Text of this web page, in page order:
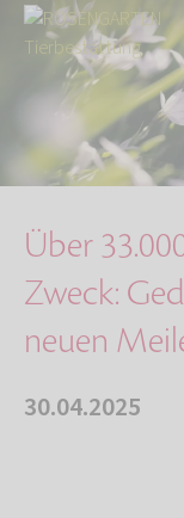
Über uns
Über 33.000 Euro für
Über
Zweck:
neuen
30.04.2025